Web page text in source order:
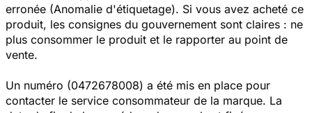
erronée (Anomalie d'étiquetage). Si vous avez acheté ce
produit, les consignes du gouvernement sont claires : ne
plus consommer le produit et le rapporter au point de
vente.
Un numéro (0472678008) a été mis en place pour
contacter le service consommateur de la marque. La